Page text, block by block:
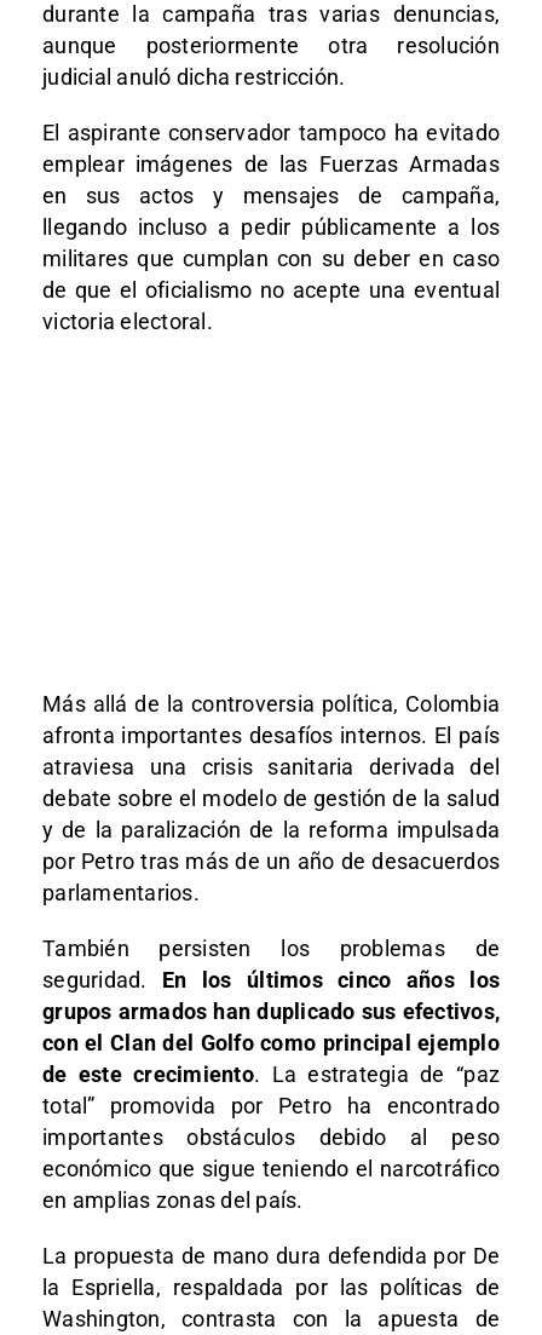
durante la campaña tras varias denuncias,
aunque posteriormente otra resolución
judicial anuló dicha restricción.
El aspirante conservador tampoco ha evitado
emplear imágenes de las Fuerzas Armadas
en sus actos y mensajes de campaña,
llegando incluso a pedir públicamente a los
militares que cumplan con su deber en caso
de que el oficialismo no acepte una eventual
victoria electoral.
Más allá de la controversia política, Colombia
afronta importantes desafíos internos. El país
atraviesa una crisis sanitaria derivada del
debate sobre el modelo de gestión de la salud
y de la paralización de la reforma impulsada
por Petro tras más de un año de desacuerdos
parlamentarios.
También persisten los problemas de
seguridad. En los últimos cinco años los
grupos armados han duplicado sus efectivos,
con el Clan del Golfo como principal ejemplo
de este crecimiento. La estrategia de “paz
total” promovida por Petro ha encontrado
importantes obstáculos debido al peso
económico que sigue teniendo el narcotráfico
en amplias zonas del país.
La propuesta de mano dura defendida por De
la Espriella, respaldada por las políticas de
Washington, contrasta con la apuesta de